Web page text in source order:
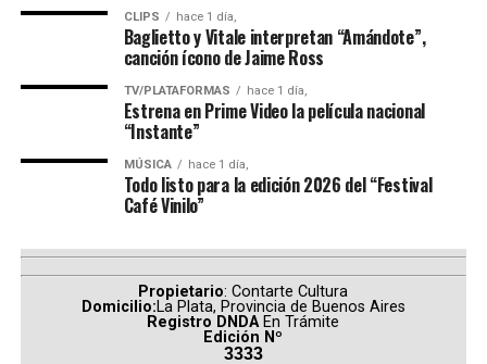
Rada” Aristarány la de cada uno de los espectadores.
Acompañan a“Rada”en escenaCharly Palermo
y coros),Juanjo Gaspari(guitarra y coros) y
(batería).
Comparte esto:
CLIPS hace 1 día,
Baglietto y Vitale interpretan “Amándote”,
canción ícono de Jaime Ross
TV/PLATAFORMAS hace 1 día,
Estrena en Prime Video la película nacional
“Instante”
MÚSICA hace 1 día,
Todo listo para la edición 2026 del “Festival
Café Vinilo”
Propietario: Contarte Cultura
Domicilio:La Plata, Provincia de Buenos Aires
Registro DNDA En Trámite
Edición Nº
3333